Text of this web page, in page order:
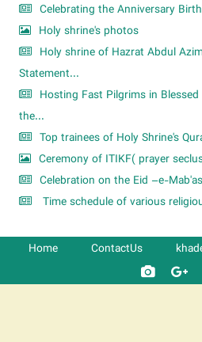
Celebrating the Anniversary
Holy shrine's photos
Holy shrine of Hazrat Abdul
Statement...
Hosting Fast Pilgrims in
the...
Top trainees of Holy Shrine's
Ceremony of ITIKF( prayer
Celebration on the Eid –e-
Time schedule of various
Home ContactUs